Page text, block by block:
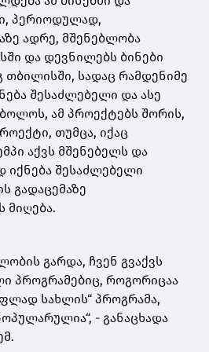
პერიოდულად,
ადრე, მშენებლობა
და დევნილებს ბინები
თბილისში, სადაც რამდენიმე
შესაძლებელი და ასე
ამ პროექტებს შორის,
თუმცა, იქაც
აქვს მშენებელს და
იქნება შესაძლებელი
გადაცემაზე
მიღება.
გარდა, ჩვენ გვაქვს
პროგრამებიც, როგორიცაა
სახლის“ პროგრამა,
- განაცხადა